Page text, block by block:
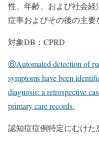
性、年齢、および社会
症率およびその後の主
対象DB：CPRD
⑥Automated detection of
symptoms have been
diagnosis: a retrospective
primary care records.
認知症症例特定にむけ